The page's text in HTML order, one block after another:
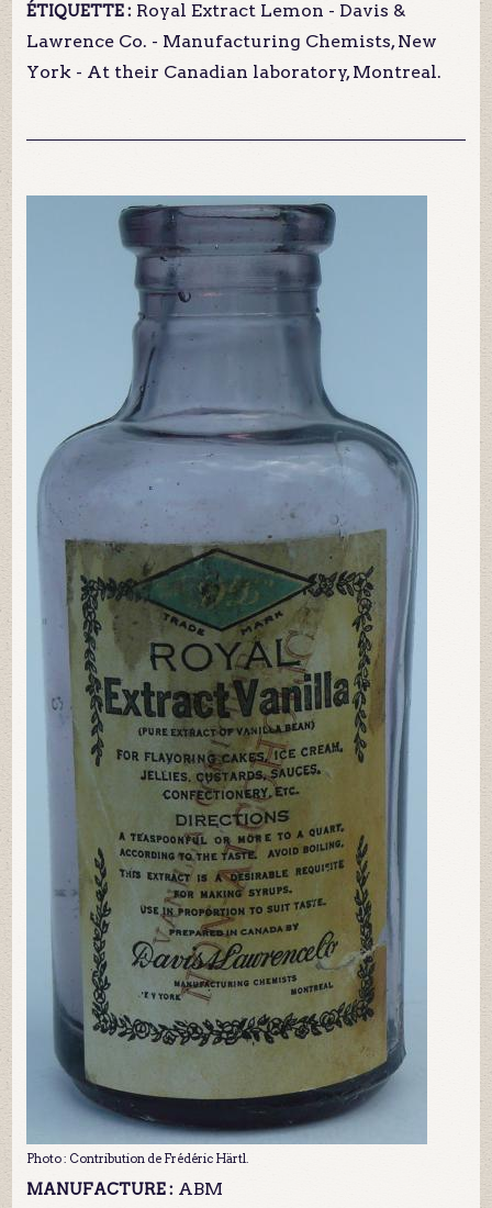
ÉTIQUETTE : Royal Extract Lemon - Davis &
Lawrence Co. - Manufacturing Chemists, New
York - At their Canadian laboratory, Montreal.
Photo : Contribution de Frédéric Härtl.
MANUFACTURE : ABM